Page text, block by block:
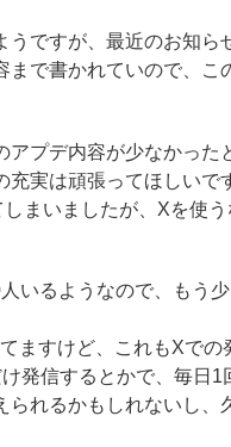
ですが、最近のお知ら
まで書かれていので、
プデ内容が少なかった
実は頑張ってほしいで
まいましたが、Xを使
いるようなので、もう
ますけど、これもXで
発信するとかで、毎日
れるかもしれないし